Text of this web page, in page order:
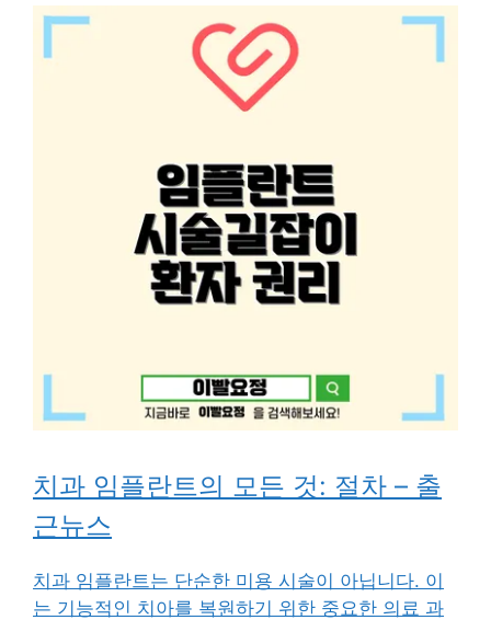
치과 임플란트의 모든 것: 절차 – 출
근뉴스
치과 임플란트는 단순한 미용 시술이 아닙니다. 이
는 기능적인 치아를 복원하기 위한 중요한 의료 과